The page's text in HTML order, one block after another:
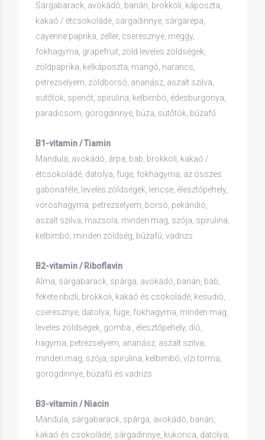
Sárgabarack, avokádó, banán, brokkoli, káposzta,
kakaó / étcsokoládé, sárgadinnye, sárgarépa,
cayenne paprika, zeller, cseresznye, meggy,
fokhagyma, grapefruit, zöld leveles zöldségek,
zöldpaprika, kelkáposzta, mangó, narancs,
petrezselyem, zöldborsó, ananász, aszalt szilva,
sütőtök, spenót, spirulina, kelbimbó, édesburgonya,
paradicsom, görögdinnye, búza, sütőtök, búzafű.
B1-vitamin / Tiamin
Mandula, avokádó, árpa, bab, brokkoli, kakaó /
étcsokoládé, datolya, füge, fokhagyma, az összes
gabonaféle, leveles zöldségek, lencse, élesztőpehely,
vöröshagyma, petrezselyem, borsó, pekándió,
aszalt szilva, mazsola, minden mag, szója, spirulina,
kelbimbó, minden zöldség, búzafű, vadrizs.
B2-vitamin / Riboflavin
Alma, sárgabarack, spárga, avokádó, banán, bab,
fekete ribizli, brokkoli, kakaó és csokoládé, kesudió,
cseresznye, datolya, füge, fokhagyma, minden mag,
leveles zöldségek, gomba , élesztőpehely, dió,
hagyma, petrezselyem, ananász, aszalt szilva,
minden mag, szója, spirulina, kelbimbó, vízi torma,
görögdinnye, búzafű és vadrizs.
B3-vitamin / Niacin
Mandula, sárgabarack, spárga, avokádó, banán,
kakaó és csokoládé, sárgadinnye, kukorica, datolya,